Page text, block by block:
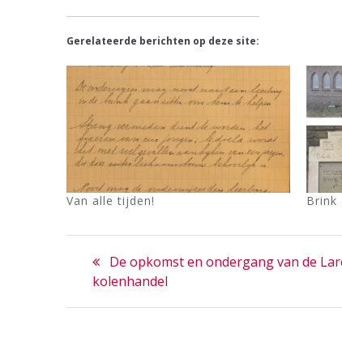
Gerelateerde berichten op deze site:
Van alle tijden! Brink
Bericht
navigatie
Previous
post:
De opkomst en ondergang van de
kolenhandel